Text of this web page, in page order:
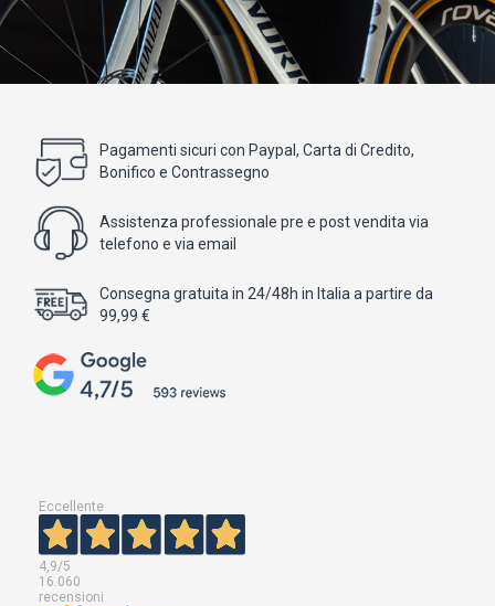
Pagamenti sicuri con Paypal, Carta di Credito,
Bonifico e Contrassegno
Assistenza professionale pre e post vendita via
telefono e via email
Consegna gratuita in 24/48h in Italia a partire da
99,99 €
Eccellente
4,9/5
16.060
recensioni